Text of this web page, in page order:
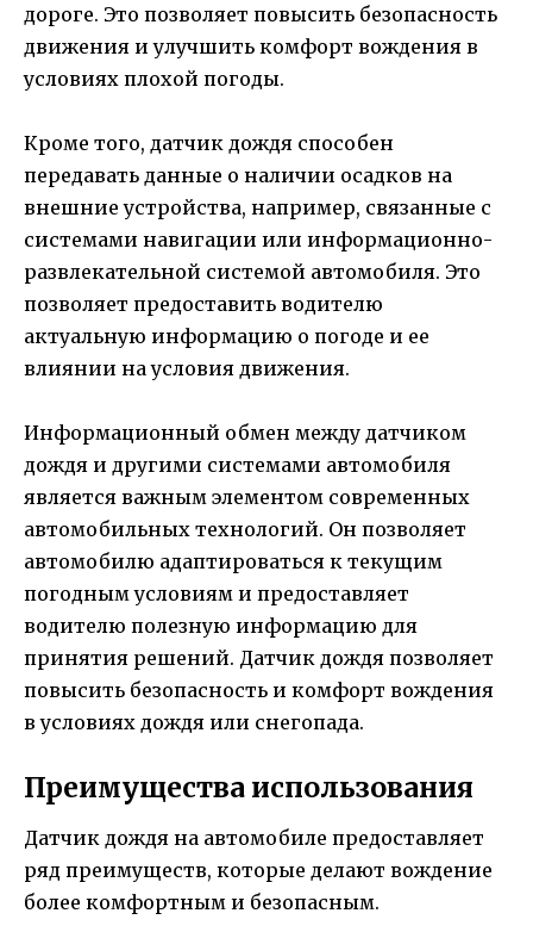
дороге. Это позволяет повысить безопасность
движения и улучшить комфорт вождения в
условиях плохой погоды.
Кроме того, датчик дождя способен
передавать данные о наличии осадков на
внешние устройства, например, связанные с
системами навигации или информационно-
развлекательной системой автомобиля. Это
позволяет предоставить водителю
актуальную информацию о погоде и ее
влиянии на условия движения.
Информационный обмен между датчиком
дождя и другими системами автомобиля
является важным элементом современных
автомобильных технологий. Он позволяет
автомобилю адаптироваться к текущим
погодным условиям и предоставляет
водителю полезную информацию для
принятия решений. Датчик дождя позволяет
повысить безопасность и комфорт вождения
в условиях дождя или снегопада.
Преимущества использования
Датчик дождя на автомобиле предоставляет
ряд преимуществ, которые делают вождение
более комфортным и безопасным.